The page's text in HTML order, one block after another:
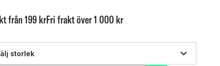
110 mm långt klämområde ger tillräckligt med utrymme för montering
av tillbehör
från 199 krFri frakt över 1 000 kr
storlek